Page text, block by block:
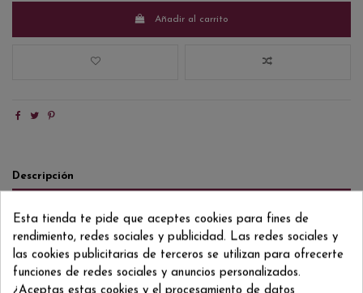
Añadir al carrito
Descripción
Reviews
Merlot - Petit Verdot
Esta tienda te pide que aceptes cookies para fines de
rendimiento, redes sociales y publicidad. Las redes sociales y
las cookies publicitarias de terceros se utilizan para ofrecerte
funciones de redes sociales y anuncios personalizados.
¿Aceptas estas cookies y el procesamiento de datos